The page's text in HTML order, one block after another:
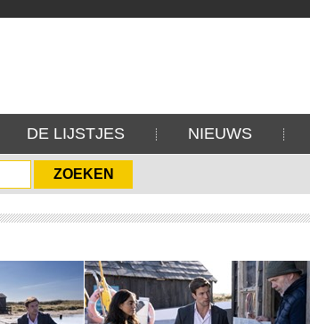
DE LIJSTJES NIEUWS